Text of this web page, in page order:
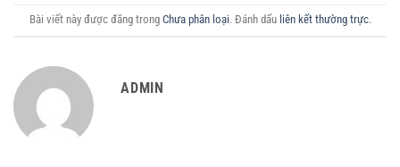
Bài viết này được đăng trong Chưa phân loại. Đánh dấu liên kết thường trực.
ADMIN